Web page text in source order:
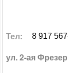
Тел: 8 917
ул. 2-ая